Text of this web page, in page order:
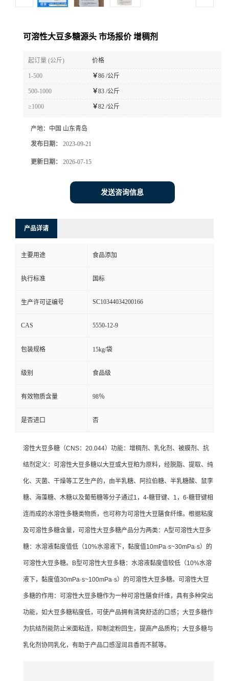
可溶性大豆多糖源头 市场报价 增稠剂
起订量 (公斤) 价格
1-500 ￥86 /公斤
500-1000 ￥83 /公斤
≥1000 ￥82 /公斤
产地： 中国 山东青岛
发布日期： 2023-09-21
更新日期： 2026-07-15
发送咨询信息
产品详请
主要用途 食品添加
执行标准 国标
生产许可证编号 SC10344034200166
CAS 5550-12-9
包装规格 15kg/袋
级别 食品级
有效物质含量 98％
是否进口 否
溶性大豆多糖（CNS：20.044）功能：增稠剂、乳化剂、被膜剂、抗
结剂定义：可溶性大豆多糖以大豆或大豆粕为原料，经脱脂、提取、纯
化、灭菌、干燥等工艺生产的，由半乳糖、阿拉伯糖、半乳糖酸、鼠李
糖、海藻糖、木糖以及葡萄糖等分子通过1，4-糖苷键、1，6-糖苷键相
连而成的水溶性多糖类物质，也可称为可溶性大豆膳食纤维。根据粘度
及可溶性多糖含量，可溶性大豆多糖产品分为两类：A型可溶性大豆多
糖：水溶液黏度值低（10%水溶液下，黏度值10mPa·s~30mPa·s）的
可溶性大豆多糖。B型可溶性大豆多糖：水溶液黏度值较低（10%水溶
液下，黏度值30mPa·s~100mPa·s）的可溶性大豆多糖。可溶性大豆
多糖的作用：可溶性大豆多糖作为一种可溶性膳食纤维，具有多种突出
功能，如大豆多糖粘度低，可使产品拥有清爽舒适的口感；大豆多糖作
为抗结剂能防止米面粘连，抑制淀粉回生，提高产品质构；大豆多糖与
乳化剂协同乳化，有助于产品口感湿润且香而不腻等。